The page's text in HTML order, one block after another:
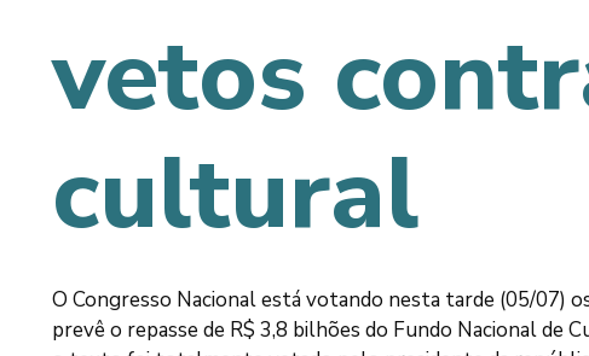
vetos
cultural
O Congresso Nacional está votando nesta tarde (05/07)
prevê o repasse de R$ 3,8 bilhões do Fundo Nacional de